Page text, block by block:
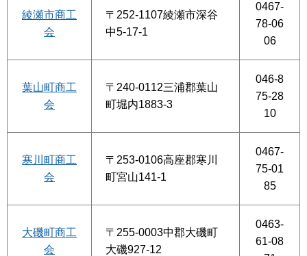
綾瀬市商工
会
〒252-1107綾瀬市深谷
中5-17-1
0467-
78-06
06
葉山町商工
会
〒240-0112三浦郡葉山
町堀内1883-3
046-8
75-28
10
寒川町商工
会
〒253-0106高座郡寒川
町宮山141-1
0467-
75-01
85
大磯町商工
会
〒255-0003中郡大磯町
大磯927-12
0463-
61-08